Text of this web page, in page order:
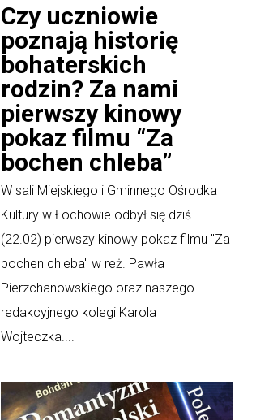
Czy uczniowie
poznają historię
bohaterskich
rodzin? Za nami
pierwszy kinowy
pokaz filmu “Za
bochen chleba”
W sali Miejskiego i Gminnego Ośrodka
Kultury w Łochowie odbył się dziś
(22.02) pierwszy kinowy pokaz filmu "Za
bochen chleba" w reż. Pawła
Pierzchanowskiego oraz naszego
redakcyjnego kolegi Karola
Wojteczka....